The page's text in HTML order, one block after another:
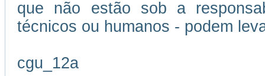
que não estão sob a
técnicos ou humanos - podem
cgu_12a